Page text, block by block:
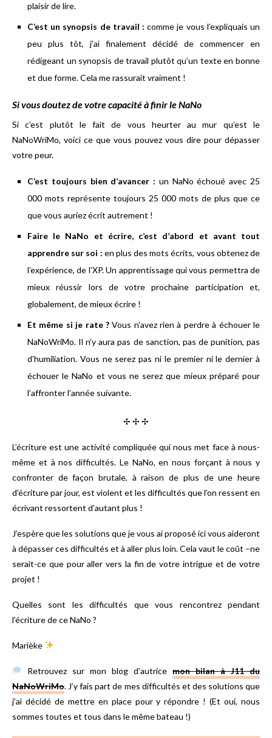
plaisir de lire.
C’est un synopsis de travail :comme je vous l’expliquais un
peu plus tôt, j’ai finalement décidé de commencer en
rédigeant un synopsis de travail plutôt qu’un texte en bonne
et due forme. Cela me rassurait vraiment !
Si vous doutez de votre capacité à finir le NaNo
Si c’est plutôt le fait de vous heurter au mur qu’est le
NaNoWriMo, voici ce que vous pouvez vous dire pour dépasser
votre peur.
C’est toujours bien d’avancer : un NaNo échoué avec 25
000 mots représente toujours 25 000 mots de plus que ce
que vous auriez écrit autrement !
Faire le NaNo et écrire, c’est d’abord et avant tout
apprendre sur soi : en plus des mots écrits, vous obtenez de
l’expérience, de l’XP. Un apprentissage qui vous permettra de
mieux réussir lors de votre prochaine participation et,
globalement, de mieux écrire !
Et même si je rate ?Vous n’avez rien à perdre à échouer le
NaNoWriMo. Il n’y aura pas de sanction, pas de punition, pas
d’humiliation. Vous ne serez pas ni le premier ni le dernier à
échouer le NaNo et vous ne serez que mieux préparé pour
l’affronter l’année suivante.
✢ ✢ ✢
L’écriture est une activité compliquée qui nous met face à nous-
même et à nos difficultés. Le NaNo, en nous forçant à nous y
confronter de façon brutale, à raison de plus de une heure
d’écriture par jour, est violent et les difficultés que l’on ressent en
écrivant ressortent d’autant plus !
J’espère que les solutions que je vous ai proposé ici vous aideront
à dépasser ces difficultés et à aller plus loin. Cela vaut le coût –ne
serait-ce que pour aller vers la fin de votre intrigue et de votre
projet !
Quelles sont les difficultés que vous rencontrez pendant
l’écriture de ce NaNo ?
Marièke
Retrouvez sur mon blog d’autrice mon bilan à J11 du
NaNoWriMo. J’y fais part de mes difficultés et des solutions que
j’ai décidé de mettre en place pour y répondre ! (Et oui, nous
sommes toutes et tous dans le même bateau !)